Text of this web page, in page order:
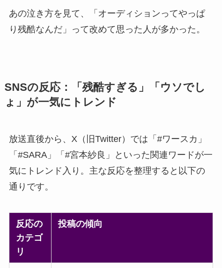
あの泣き方を見て、「オーディションってやっぱ
り残酷なんだ」って改めて思った人が多かった。
SNSの反応：「残酷すぎる」「ウソでし
ょ」が一気にトレンド
放送直後から、X（旧Twitter）では「#ワースカ」
「#SARA」「#宮本紗良」といった関連ワードが一
気にトレンド入り。主な反応を整理すると以下の
通りです。
反応の
カテゴ
リ
投稿の傾向